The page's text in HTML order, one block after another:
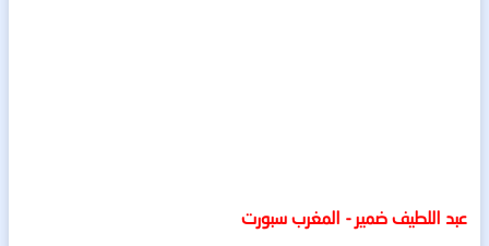
عبد اللطيف ضمير - المغرب سبورت